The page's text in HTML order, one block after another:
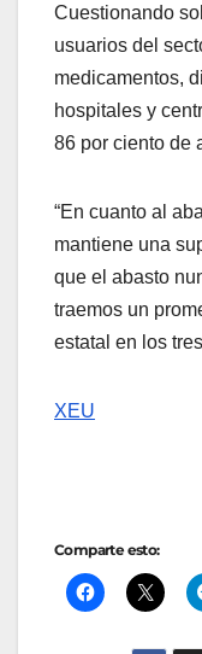
Cuestionando
usuarios del
medicamentos,
hospitales y
86 por ciento de
“En cuanto al
mantiene una
que el abasto
traemos un
estatal en los
XEU
Comparte esto: